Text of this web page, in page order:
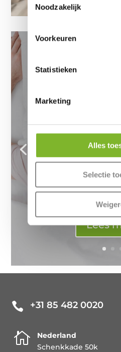
basis van uw gebruik
Noodzakelijk
Voorkeuren
Statistieken
Marketing
Alles
Selectie
Waarom op
is voor uw
voor uw
aan in bed zonder na
slaaphouding. Toch is
slaapt van groot
dat...
Lees
 +31 85 482 0020

Nederland
Schenkkade 50k